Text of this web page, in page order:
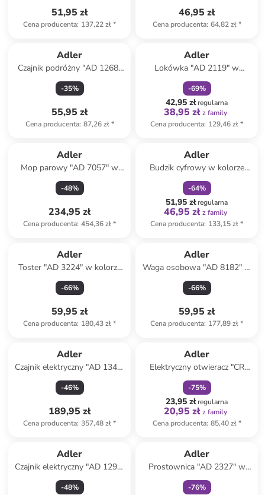
51,95 zł
Cena producenta: 137,22 zł*
46,95 zł
Cena producenta: 64,82 zł*
Adler
Czajnik podróżny "AD 1268"
w kolorze szaro-białym - 600
ml
-35%
55,95 zł
Cena producenta: 87,26 zł*
Adler
Lokówka "AD 2119" w
kolorze jasnoróżowo-białym
-69%
42,95 złregularna
38,95 zł z family
Cena producenta: 129,46 zł*
Adler
Mop parowy "AD 7057" w
kolorze białym
-48%
234,95 zł
Cena producenta: 454,36 zł*
Adler
Budzik cyfrowy w kolorze
czarnym
-64%
51,95 złregularna
46,95 zł z family
Cena producenta: 133,15 zł*
Adler
Toster "AD 3224" w kolorze
czarnym
-66%
59,95 zł
Cena producenta: 180,43 zł*
Adler
Waga osobowa "AD 8182" w
kolorze czarnym - 180 kg
-66%
59,95 zł
Cena producenta: 177,89 zł*
Adler
Czajnik elektryczny "AD 1341"
w kolorze białym - 1,7 l
-46%
189,95 zł
Cena producenta: 357,48 zł*
Adler
Elektryczny otwieracz "CR
4510" w kolorze czarnym do
wina
-75%
23,95 złregularna
20,95 zł z family
Cena producenta: 85,40 zł*
Adler
Czajnik elektryczny "AD 1295"
w kolorze białym - 1,7 l
-48%
Adler
Prostownica "AD 2327" w
kolorze czarnym
-76%